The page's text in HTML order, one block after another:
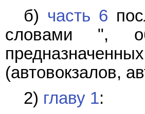
б) часть 6
словами ",
(автовокзалов,
2) главу 1: